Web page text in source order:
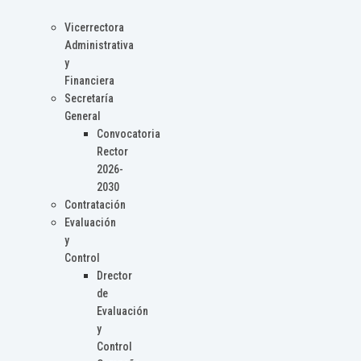
Vicerrectora
Administrativa
y
Financiera
Secretaría
General
Convocatoria
Rector
2026-
2030
Contratación
Evaluación
y
Control
Drector
de
Evaluación
y
Control